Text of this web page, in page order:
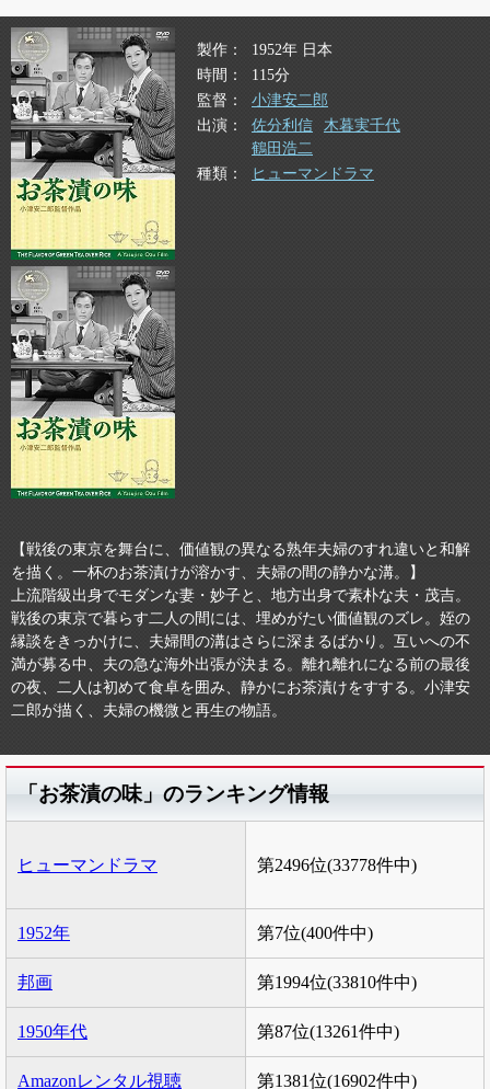
製作
1952年 日本
時間
115分
監督
小津安二郎
出演
佐分利信
木暮実千代
鶴田浩二
種類
ヒューマンドラマ
【戦後の東京を舞台に、価値観の異なる熟年夫婦のすれ違いと和解
を描く。一杯のお茶漬けが溶かす、夫婦の間の静かな溝。】
上流階級出身でモダンな妻・妙子と、地方出身で素朴な夫・茂吉。
戦後の東京で暮らす二人の間には、埋めがたい価値観のズレ。姪の
縁談をきっかけに、夫婦間の溝はさらに深まるばかり。互いへの不
満が募る中、夫の急な海外出張が決まる。離れ離れになる前の最後
の夜、二人は初めて食卓を囲み、静かにお茶漬けをすする。小津安
二郎が描く、夫婦の機微と再生の物語。
「お茶漬の味」のランキング情報
ヒューマンドラマ 第2496位(33778件中)
1952年 第7位(400件中)
邦画 第1994位(33810件中)
1950年代 第87位(13261件中)
Amazonレンタル視聴 第1381位(16902件中)